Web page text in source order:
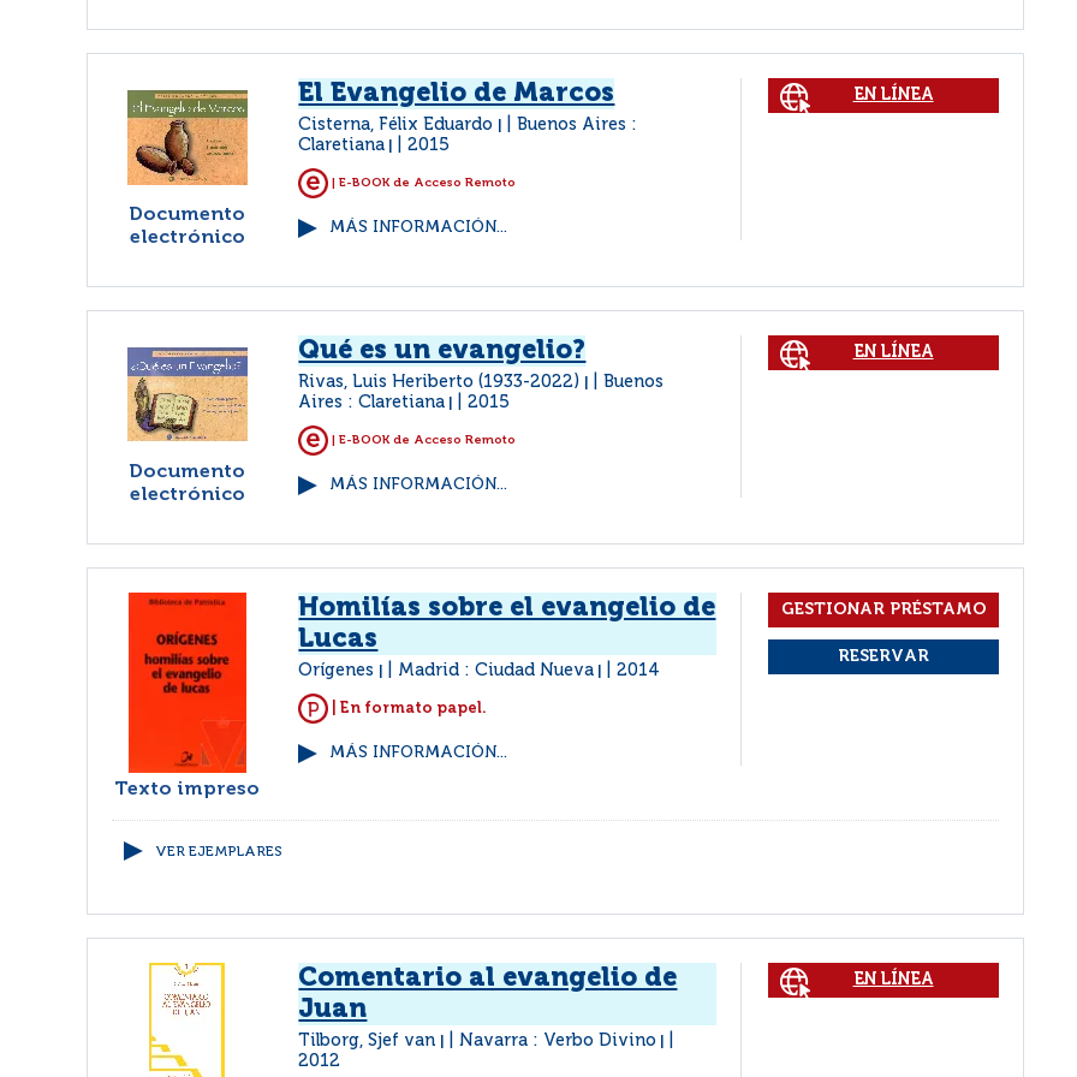
Documento
electrónico
El Evangelio de Marcos
Cisterna, Félix Eduardo
Buenos Aires :
Claretiana
2015
| E-BOOK de Acceso Remoto
MÁS INFORMACIÓN...
EN LÍNEA
Documento
electrónico
Qué es un evangelio?
Rivas, Luis Heriberto (1933-2022)
Buenos
Aires : Claretiana
2015
| E-BOOK de Acceso Remoto
MÁS INFORMACIÓN...
EN LÍNEA
Texto impreso
Homilías sobre el evangelio de
Lucas
Orígenes Madrid : Ciudad Nueva 2014
| En formato papel.
MÁS INFORMACIÓN...
VER EJEMPLARES
Comentario al evangelio de
Juan
Tilborg, Sjef van Navarra : Verbo Divino
2012
EN LÍNEA